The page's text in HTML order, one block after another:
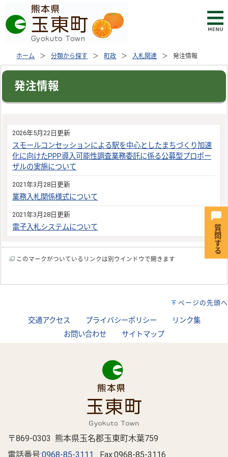
ホーム 分類から探す 町政 入札関連 発注情報
発注情報
2026年5月22日更新
スモールコンセッションによる駅を中心としたまちづくり加速
化に向けたPPP導入可能性調査業務委託に係る公募型プロポー
ザルの実施について
2021年3月28日更新
業務入札関係様式について
2021年3月28日更新
電子入札システムについて
このマークがついているリンクは別ウインドウで開きます
ページの先頭へ
交通アクセス プライバシーポリシー
リンク集
お問い合わせ
サイトマップ
〒869-0303 熊本県玉名郡玉東町木葉759
電話番号:0968-85-3111 Fax:0968-85-3116